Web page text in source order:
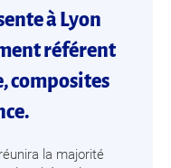
à Lyon
référent
composites
la majorité